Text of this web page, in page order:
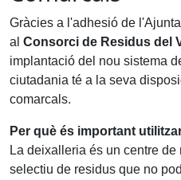
Gràcies a l'adhesió de
al Consorci de Residus del
implantació del nou sistema
ciutadania té a la seva
comarcals.
Per què és important
La deixalleria és un centre
selectiu de residus que no